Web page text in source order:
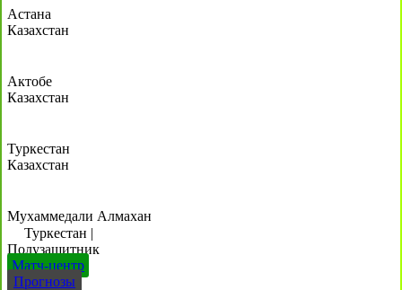
Астана
Казахстан
Актобе
Казахстан
Туркестан
Казахстан
Мухаммедали Алмахан
Туркестан |
Полузащитник
Матч-центр
Прогнозы